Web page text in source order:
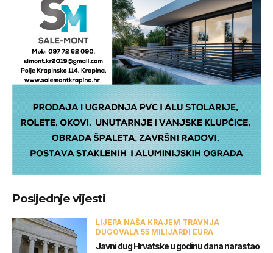
Posljednje vijesti
LIJEPA NAŠA KRAJEM TRAVNJA
DUGOVALA 55 MILIJARDI EURA
Javni dug Hrvatske u godinu dana narastao